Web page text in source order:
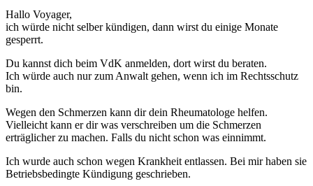
Hallo Voyager,
ich würde nicht selber kündigen, dann wirst du einige Monate
gesperrt.
Du kannst dich beim VdK anmelden, dort wirst du beraten.
Ich würde auch nur zum Anwalt gehen, wenn ich im Rechtsschutz
bin.
Wegen den Schmerzen kann dir dein Rheumatologe helfen.
Vielleicht kann er dir was verschreiben um die Schmerzen
erträglicher zu machen. Falls du nicht schon was einnimmt.
Ich wurde auch schon wegen Krankheit entlassen. Bei mir haben sie
Betriebsbedingte Kündigung geschrieben.